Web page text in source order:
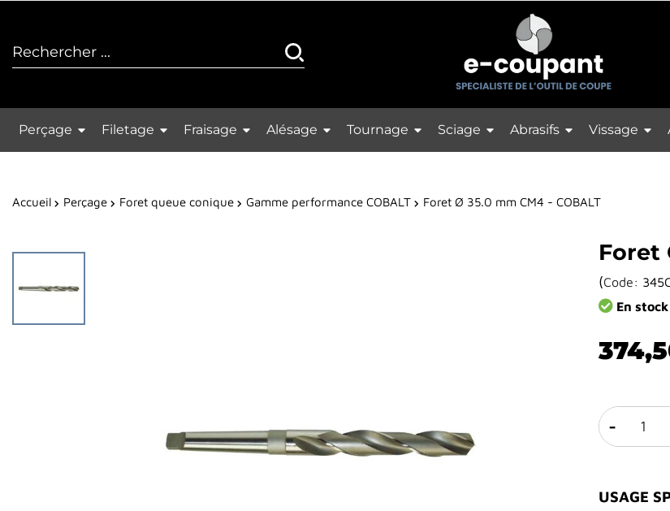
Perçage Filetage Fraisage Alésage Tournage Sciage Abrasifs Vissage
Accueil Perçage Foret queue conique Gamme performance COBALT Foret Ø 35.0 mm CM4 - COBALT
Foret
(Code:
En stock
-
USAGE